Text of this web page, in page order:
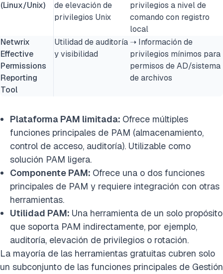
(Linux/Unix)
de elevación de
privilegios Unix
privilegios a nivel de
comando con registro
local
Netwrix
Effective
Permissions
Reporting
Tool
Utilidad de auditoría
y visibilidad
➝ Información de
privilegios mínimos para
permisos de AD/sistema
de archivos
Plataforma PAM limitada: Ofrece múltiples
funciones principales de PAM (almacenamiento,
control de acceso, auditoría). Utilizable como
solución PAM ligera.
Componente PAM: Ofrece una o dos funciones
principales de PAM y requiere integración con otras
herramientas.
Utilidad PAM: Una herramienta de un solo propósito
que soporta PAM indirectamente, por ejemplo,
auditoría, elevación de privilegios o rotación.
La mayoría de las herramientas gratuitas cubren solo
un subconjunto de las funciones principales de Gestión